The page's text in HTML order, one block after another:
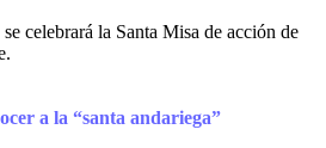
celebrará la Santa Misa de acción de
a la “santa andariega”